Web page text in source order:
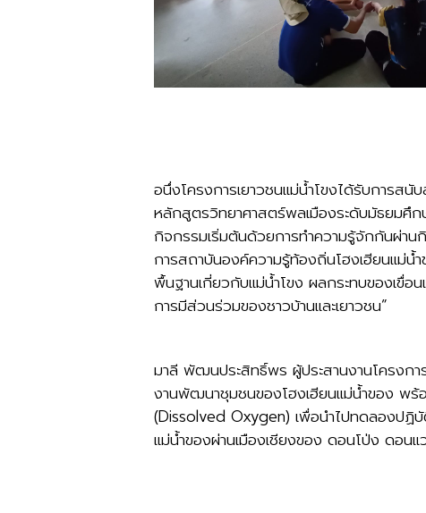
อนึ่งโครงการเยาวชนแม่น้ำโขงได้รับการส
หลักสูตรวิทยาศาสตร์พลเมืองระดับมัธยมศึก
กิจกรรมเริ่มต้นด้วยการทำความรู้จักกันผ่า
การสถาบันองค์ความรู้ท้องถิ่นโฮงเฮียนแม่น้ำ
พื้นฐานเกี่ยวกับแม่น้ำโขง ผลกระทบของเขื่
การมีส่วนร่วมของชาวบ้านและเยาวชน”
มาลี พัฒนประสิทธิ์พร ผู้ประสานงานโครงกา
งานพัฒนาชุมชนของโฮงเฮียนแม่น้ำของ พร้
(Dissolved Oxygen) เพื่อนำไปทดลองปฏิ
แม่น้ำของผ่านเมืองเชียงของ ดอนโป่ง ดอน